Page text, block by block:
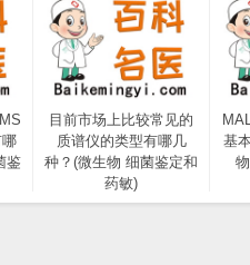
鉴
目前市场上比较常见的
质谱仪的类型有哪几
种？(微生物 细菌鉴定和
药敏)
基